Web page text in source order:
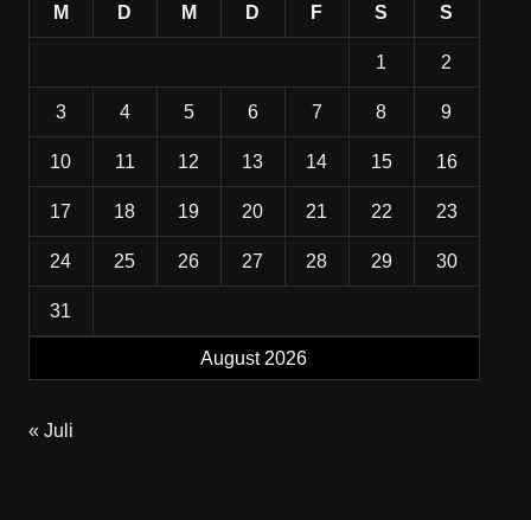
August 2026
M D M D F S S
1 2
3 4 5 6 7 8 9
10 11 12 13 14 15 16
17 18 19 20 21 22 23
24 25 26 27 28 29 30
31
« Juli